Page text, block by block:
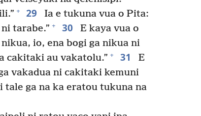
+ 29
Ia e tukuna vua o Pita:
tarabe.” + 30
E kaya vua o
io, ena bogi ga nikua ni
cakitaki au vakatolu.” + 31
E
vakadua ni cakitaki kemuni
tale ga na ka eratou tukuna na